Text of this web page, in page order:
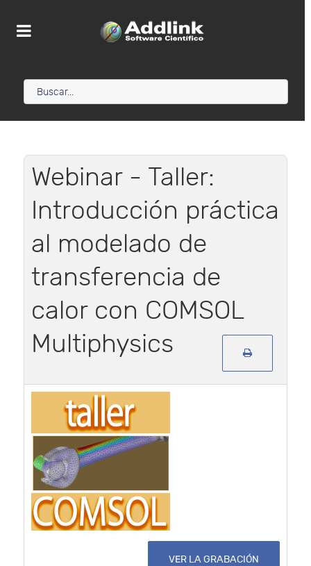
Webinar - Taller:
Introducción práctica
al modelado de
transferencia de
calor con COMSOL
Multiphysics
VER LA GRABACIÓN